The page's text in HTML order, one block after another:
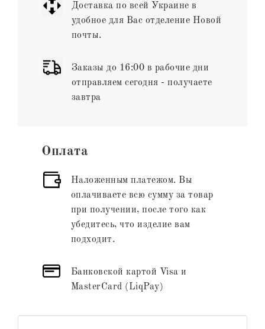
Доставка по всей Украине в
удобное для Вас отделение Новой
почты.
Заказы до 16:00 в рабочие дни
отправляем сегодня - получаете
завтра
Оплата
Наложенным платежом. Вы
оплачиваете всю сумму за товар
при получении, после того как
убедитесь, что изделие вам
подходит.
Банковской картой Visa и
MasterCard (LiqPay)